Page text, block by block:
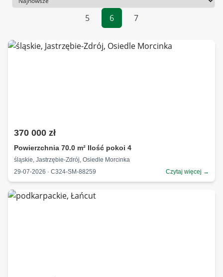
Sortowanie
5
6 7
370 000 zł
Powierzchnia 70.0 m² Ilość pokoi 4
śląskie, Jastrzębie-Zdrój, Osiedle Morcinka
29-07-2026 · C324-SM-88259
Czytaj więcej →